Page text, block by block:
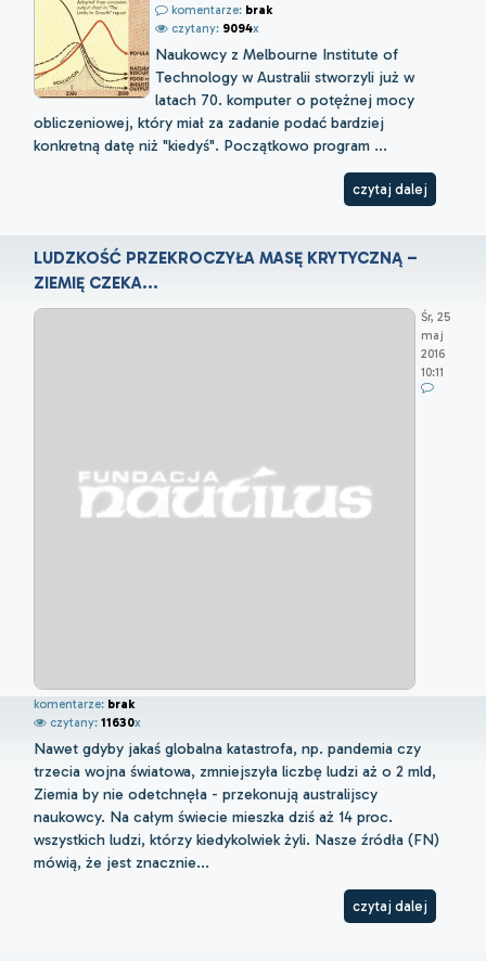
komentarze: brak
czytany: 9094x
Naukowcy z Melbourne Institute of
Technology w Australii stworzyli już w
latach 70. komputer o potężnej mocy
obliczeniowej, który miał za zadanie podać bardziej
konkretną datę niż "kiedyś". Początkowo program ...
czytaj dalej
LUDZKOŚĆ PRZEKROCZYŁA MASĘ KRYTYCZNĄ –
ZIEMIĘ CZEKA...
Śr, 25
maj
2016
10:11
komentarze: brak
czytany: 11630x
Nawet gdyby jakaś globalna katastrofa, np. pandemia czy
trzecia wojna światowa, zmniejszyła liczbę ludzi aż o 2 mld,
Ziemia by nie odetchnęła - przekonują australijscy
naukowcy. Na całym świecie mieszka dziś aż 14 proc.
wszystkich ludzi, którzy kiedykolwiek żyli. Nasze źródła (FN)
mówią, że jest znacznie...
czytaj dalej